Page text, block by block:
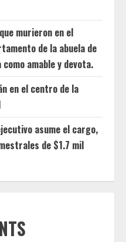
murieron en el
de la abuela de
amable y devota.
en el centro de la
asume el cargo,
de $1.7 mil